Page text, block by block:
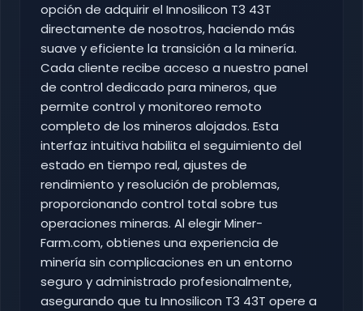
opción de adquirir el Innosilicon T3 43T
directamente de nosotros, haciendo más
suave y eficiente la transición a la minería.
Cada cliente recibe acceso a nuestro panel
de control dedicado para mineros, que
permite control y monitoreo remoto
completo de los mineros alojados. Esta
interfaz intuitiva habilita el seguimiento del
estado en tiempo real, ajustes de
rendimiento y resolución de problemas,
proporcionando control total sobre tus
operaciones mineras. Al elegir Miner-
Farm.com, obtienes una experiencia de
minería sin complicaciones en un entorno
seguro y administrado profesionalmente,
asegurando que tu Innosilicon T3 43T opere a